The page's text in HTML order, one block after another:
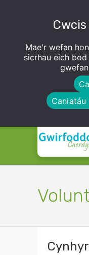
Mae'r wefan
sicrhau eich